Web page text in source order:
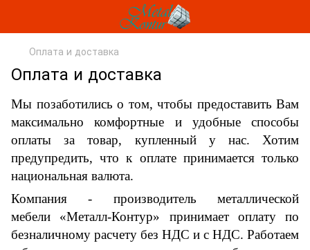
Оплата и доставка
Оплата и доставка
Мы позаботились о том, чтобы предоставить Вам
максимально комфортные и удобные способы
оплаты за товар, купленный у нас. Хотим
предупредить, что к оплате принимается только
национальная валюта.
Компания - производитель металлической
мебели «Металл-Контур» принимает оплату по
безналичному расчету без НДС и с НДС. Работаем